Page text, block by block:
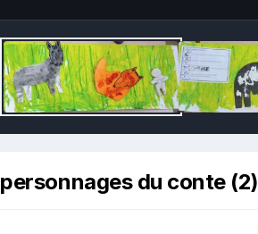
du conte (2)